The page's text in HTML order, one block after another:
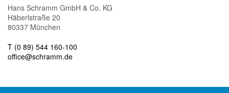
Hans Schramm GmbH & Co. KG
Häberlstraße 20
80337 München
T (0 89) 544 160-100
office@schramm.de